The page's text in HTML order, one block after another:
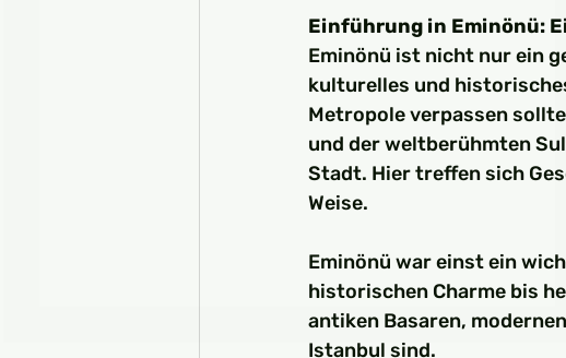
Einführung in Eminönü:
Eminönü ist nicht nur ein
kulturelles und
Metropole verpassen
und der weltberühmten
Stadt. Hier treffen sich
Weise.
Eminönü war einst ein
historischen Charme bis
antiken Basaren,
Istanbul sind.